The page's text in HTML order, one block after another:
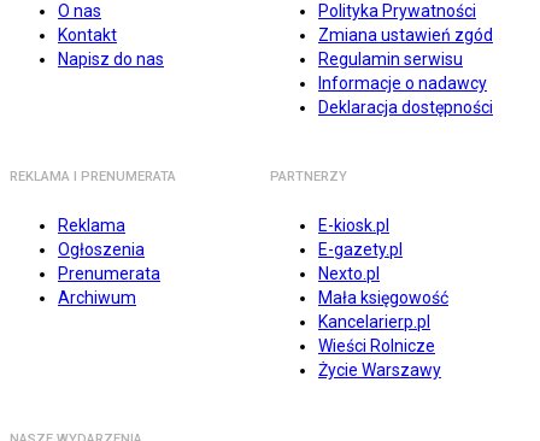
O nas
Kontakt
Napisz do nas
Polityka Prywatności
Zmiana ustawień zgód
Regulamin serwisu
Informacje o nadawcy
Deklaracja dostępności
REKLAMA I PRENUMERATA
Reklama
Ogłoszenia
Prenumerata
Archiwum
PARTNERZY
E-kiosk.pl
E-gazety.pl
Nexto.pl
Mała księgowość
Kancelarierp.pl
Wieści Rolnicze
Życie Warszawy